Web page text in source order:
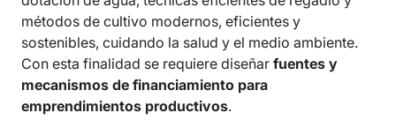
métodos de cultivo modernos, eficientes y
sostenibles, cuidando la salud y el medio ambiente.
Con esta finalidad se requiere diseñar fuentes y
mecanismos de financiamiento para
emprendimientos productivos.